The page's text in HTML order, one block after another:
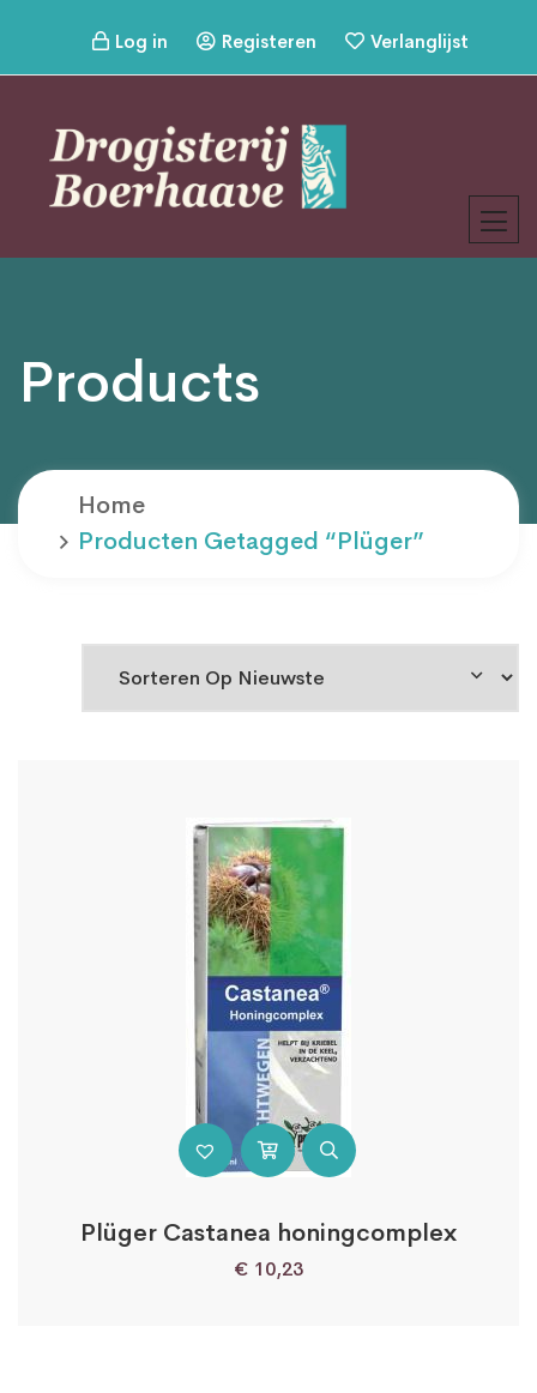
Log in Registeren Verlanglijst
Products
Home
Producten Getagged “plüger”
Plüger Castanea honingcomplex
€ 10,23